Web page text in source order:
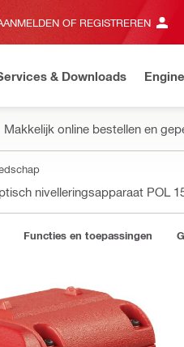
OF REGISTREREN
& Downloads
Makkelijk online bestellen en
nivelleringsapparaat POL
Functies en toepassingen